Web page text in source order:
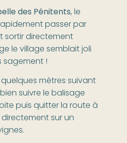
des Pénitents, le
passer par
sortir directement
le village semblait joli
sagement !
mètres suivant
suivre le balisage
puis quitter la route à
sur un